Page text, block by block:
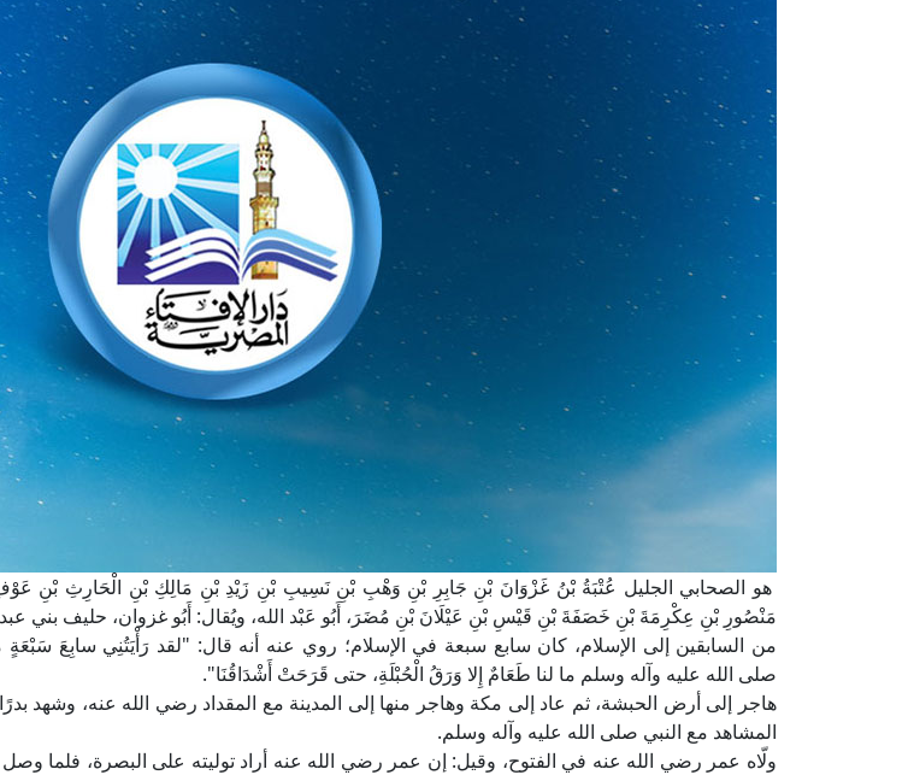
هو الصحابي الجليل عُتْبَةُ بْنُ غَزْوَانَ بْنِ جَابِرِ بْنِ وَهْبِ بْنِ نَسِيبِ بْنِ زَيْدِ بْنِ مَالِكِ بْنِ الْحَارِثِ بْنِ
مَنْصُورِ بْنِ عِكْرِمَةَ بْنِ خَصَفَةَ بْنِ قَيْسِ بْنِ عَيْلَانَ بْنِ مُضَرَ، أَبُو عَبْد الله، ويُقال: أَبُو غزوان، حليف بني
من السابقين إلى الإسلام، كان سابع سبعة في الإسلام؛ روي عنه أنه قال: "لقد رَأْيَتُنِي سابِعَ
صلى الله عليه وآله وسلم ما لنا طَعَامٌ إِلا وَرَقُ الْحُبْلَةِ، حتى قَرَحَتْ أَشْدَاقُنَا".
هاجر إلى أرض الحبشة، ثم عاد إلى مكة وهاجر منها إلى المدينة مع المقداد رضي الله عنه، وشهد
المشاهد مع النبي صلى الله عليه وآله وسلم.
ولّاه عمر رضي الله عنه في الفتوح، وقيل: إن عمر رضي الله عنه أراد توليته على البصرة، فلما